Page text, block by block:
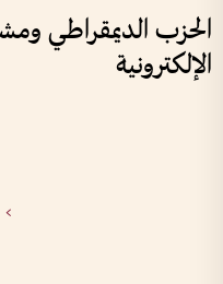
الحزب الديمقراطي
الإلكترونية
>